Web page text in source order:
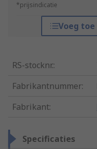
*prijsindicatie
Voeg
RS-stocknr.:
Fabrikantnummer:
Fabrikant:
Specificaties